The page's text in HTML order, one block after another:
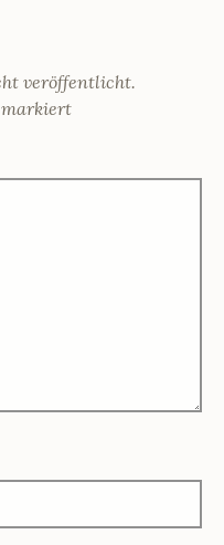
veröffentlicht.
markiert